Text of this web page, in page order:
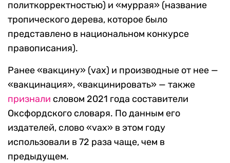
политкорректностью) и «муррая» (название
тропического дерева, которое было
представлено в национальном конкурсе
правописания).
Ранее «вакцину» (vax) и производные от нее —
«вакцинация», «вакцинировать» — также
признали словом 2021 года составители
Оксфордского словаря. По данным его
издателей, слово «vax» в этом году
использовали в 72 раза чаще, чем в
предыдущем.